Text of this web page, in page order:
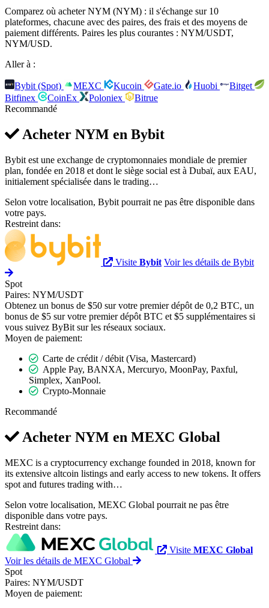
Comparez où acheter NYM (NYM) : il s'échange sur 10
plateformes, chacune avec des paires, des frais et des moyens de
paiement différents. Paires les plus courantes : NYM/USDT,
NYM/USD.
Aller à :
Bybit (Spot) MEXC Kucoin Gate.io Huobi
Bitget
Bitfinex
CoinEx Poloniex
Bitrue
Recommandé
Acheter NYM en Bybit
Bybit est une exchange de cryptomonnaies mondiale de premier
plan, fondée en 2018 et dont le siège social est à Dubaï, aux EAU,
initialement spécialisée dans le trading…
Selon votre localisation, Bybit pourrait ne pas être disponible dans
votre pays.
Restreint dans:
Visite Bybit Voir les détails de Bybit
Spot
Paires: NYM/USDT
Obtenez un bonus de $50 sur votre premier dépôt de 0,2 BTC, un
bonus de $5 sur votre premier dépôt BTC et $5 supplémentaires si
vous suivez ByBit sur les réseaux sociaux.
Moyen de paiement:
Carte de crédit / débit (Visa, Mastercard)
Apple Pay, BANXA, Mercuryo, MoonPay, Paxful,
Simplex, XanPool.
Crypto-Monnaie
Recommandé
Acheter NYM en MEXC Global
MEXC is a cryptocurrency exchange founded in 2018, known for
its extensive altcoin listings and early access to new tokens. It offers
spot and futures trading with…
Selon votre localisation, MEXC Global pourrait ne pas être
disponible dans votre pays.
Restreint dans:
Visite MEXC Global
Voir les détails de MEXC Global
Spot
Paires: NYM/USDT
Moyen de paiement: